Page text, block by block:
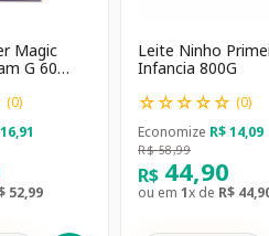
Magic
G 60
(0)
16,91
52,99
Leite Ninho
Infancia 800G
☆☆☆☆☆ (0)
Economize R$14,09
R$ 58,99
R$ 44,90
ou em 1x de R$ 44,